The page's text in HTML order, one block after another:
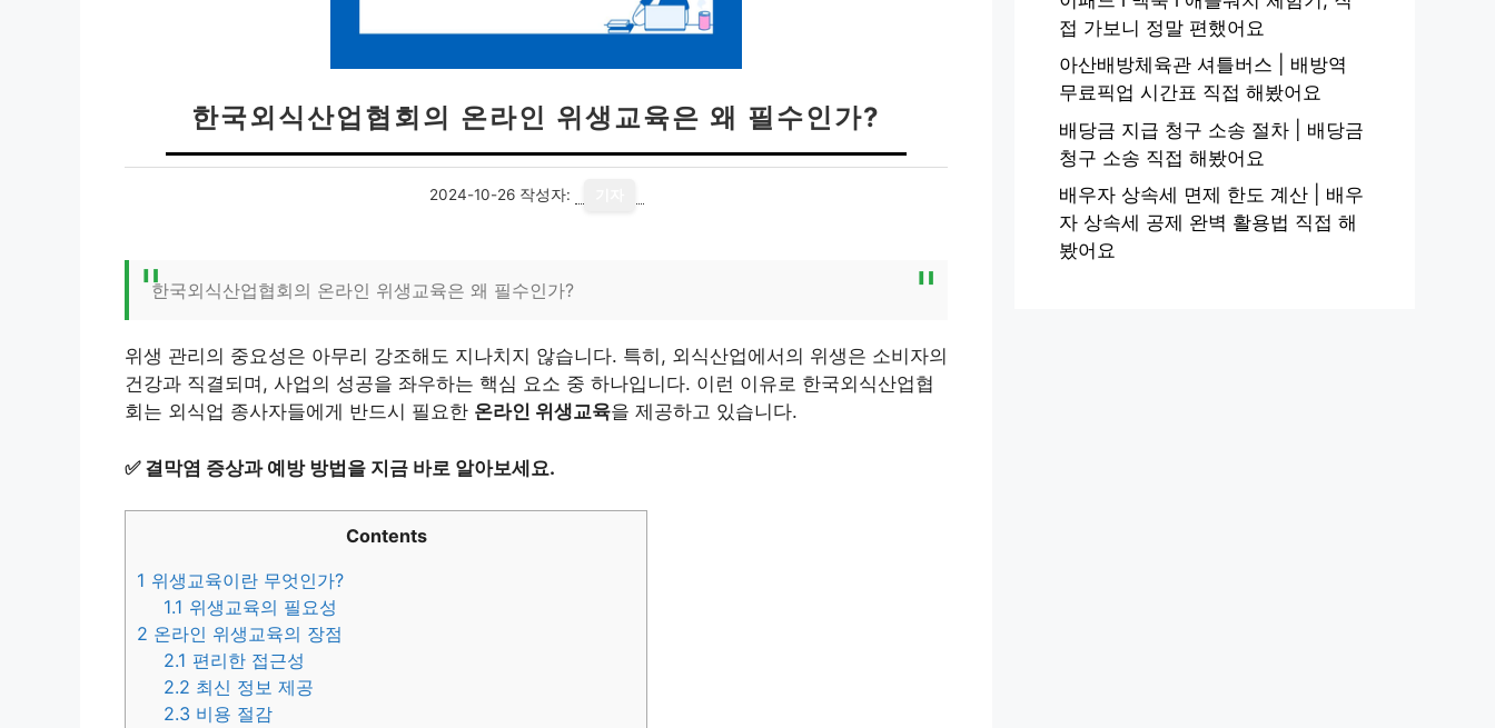
한국외식산업협회의 온라인 위생교육은 왜 필수인가?
2024-10-26 작성자:
한국외식산업협회의 온라인 위생교육은 왜 필수인가?
위생 관리의 중요성은 아무리 강조해도 지나치지 않습니다. 특히, 외식산업에서의 위생은 소비자의
건강과 직결되며, 사업의 성공을 좌우하는 핵심 요소 중 하나입니다. 이런 이유로 한국외식산업협
회는 외식업 종사자들에게 반드시 필요한 온라인 위생교육을 제공하고 있습니다.
✅ 결막염 증상과 예방 방법을 지금 바로 알아보세요.
Contents
1 위생교육이란 무엇인가?
1.1 위생교육의 필요성
2 온라인 위생교육의 장점
2.1 편리한 접근성
2.2 최신 정보 제공
2.3 비용 절감
접 가보니 정말 편했어요
아산배방체육관 셔틀버스 | 배방역
무료픽업 시간표 직접 해봤어요
배당금 지급 청구 소송 절차 | 배당금
청구 소송 직접 해봤어요
배우자 상속세 면제 한도 계산 | 배우
자 상속세 공제 완벽 활용법 직접 해
봤어요